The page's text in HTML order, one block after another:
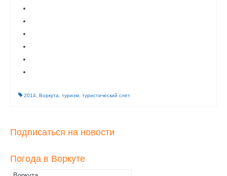
2014 Воркута туризм туристический слет
Подписаться на новости
Погода в Воркуте